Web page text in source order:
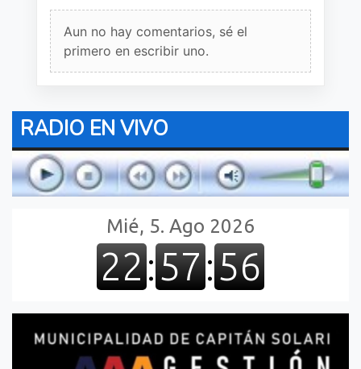
Aun no hay comentarios, sé el
primero en escribir uno.
RADIO EN VIVO